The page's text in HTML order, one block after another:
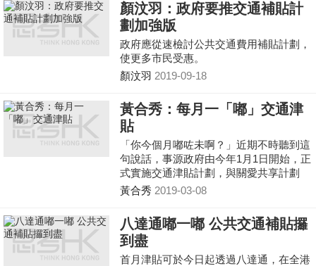
顏汶羽：政府要推交通補貼計
劃加強版
政府應從速檢討公共交通費用補貼計劃，
使更多市民受惠。
顏汶羽 2019-09-18
黃合秀：每月一「嘟」交通津
貼
「你今個月嘟咗未啊？」近期不時聽到這
句說話，事源政府由今年1月1日開始，正
式實施交通津貼計劃，與關愛共享計劃
（派錢4000元）大有不同，因為交通津貼
仁，領取的程序自然也簡單得多……
黃合秀 2019-03-08
八達通嘟一嘟 公共交通補貼攞
到盡
首月津貼可於今日起透過八達通，在全港